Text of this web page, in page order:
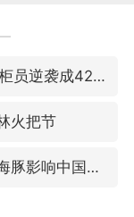
80后女柜员逆袭成4200亿银行副行长
火把节
台风白海豚影响中国已成定局